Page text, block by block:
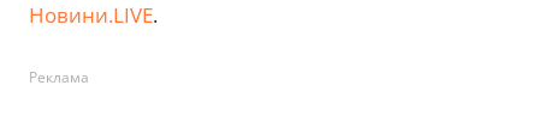
Новини.LIVE.
Реклама